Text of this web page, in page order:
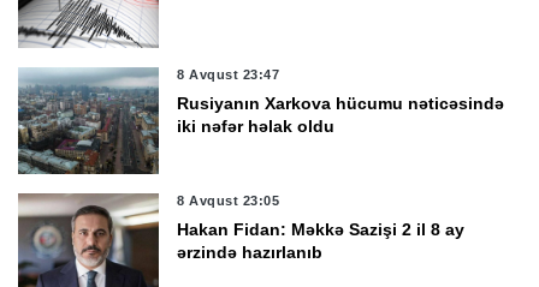
8 Avqust 23:47
Rusiyanın Xarkova hücumu nəticəsində
iki nəfər həlak oldu
8 Avqust 23:05
Hakan Fidan: Məkkə Sazişi 2 il 8 ay
ərzində hazırlanıb